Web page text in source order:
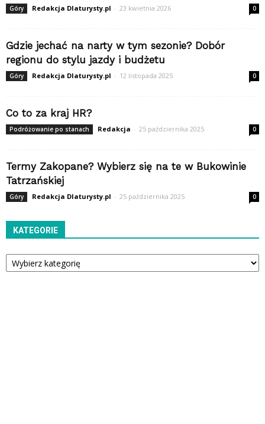
Góry Redakcja Dlaturysty.pl - 23 kwietnia 2026 0
Gdzie jechać na narty w tym sezonie? Dobór
regionu do stylu jazdy i budżetu
Góry Redakcja Dlaturysty.pl - 12 listopada 2025 0
Co to za kraj HR?
Podróżowanie po stanach Redakcja - 25 października 2025 0
Termy Zakopane? Wybierz się na te w Bukowinie
Tatrzańskiej
Góry Redakcja Dlaturysty.pl - 25 października 2025 0
KATEGORIE
Kategorie